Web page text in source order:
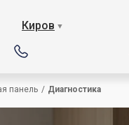
Киров ▼
панель / Диагностика